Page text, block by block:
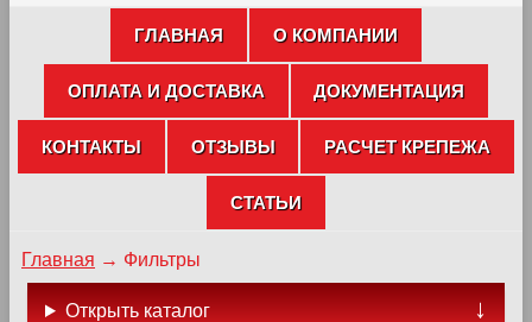
ГЛАВНАЯ О КОМПАНИИ
ОПЛАТА И ДОСТАВКА ДОКУМЕНТАЦИЯ
КОНТАКТЫ ОТЗЫВЫ РАСЧЕТ КРЕПЕЖА
СТАТЬИ
Главная → Фильтры
Открыть каталог